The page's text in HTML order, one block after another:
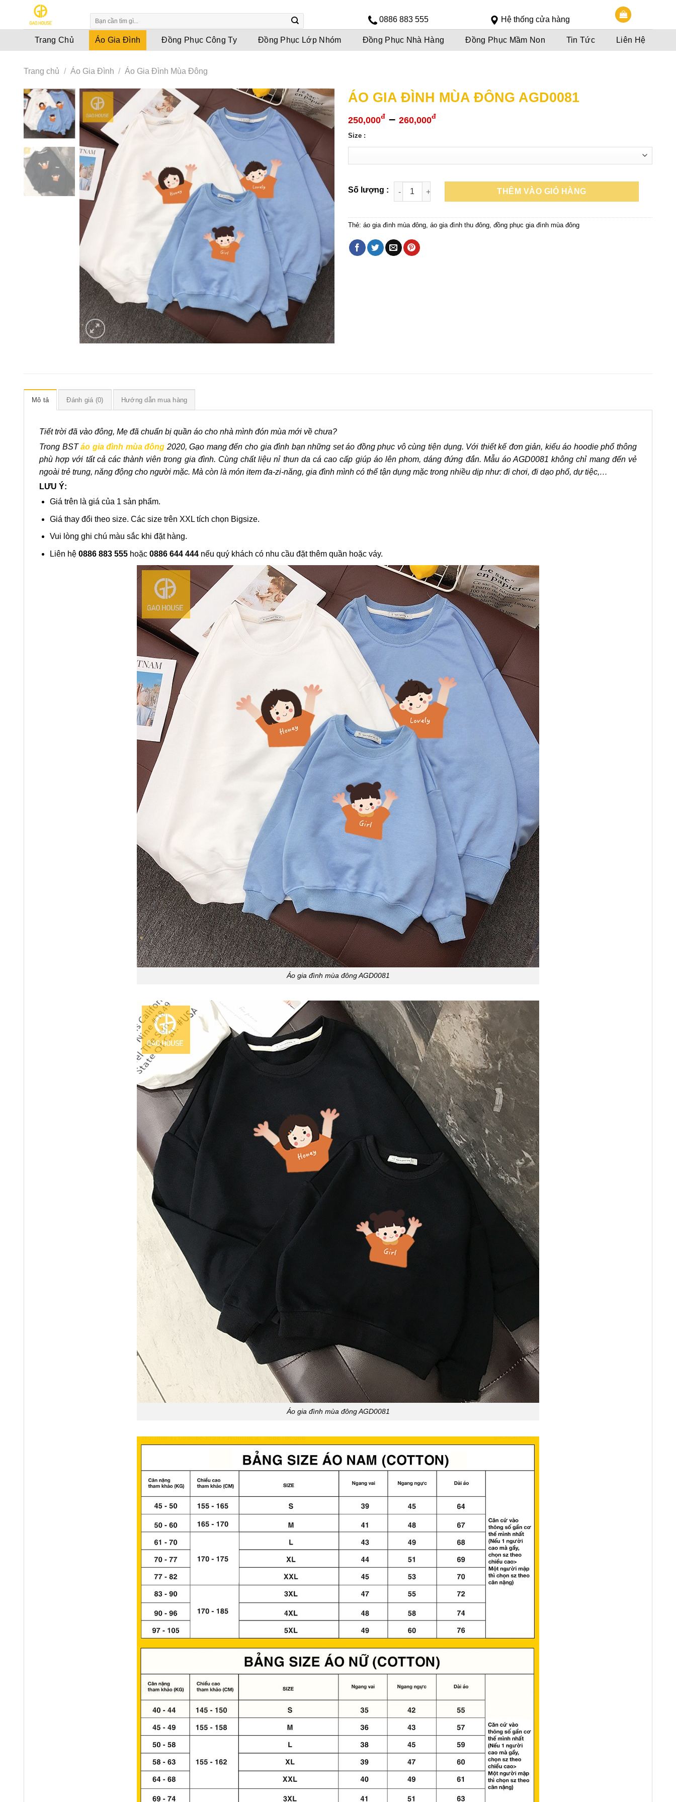
content
0886 883 555 Hệ thống cửa hàng
Trang Chủ Áo Gia Đình Đồng Phục Công Ty Đồng Phục Lớp Nhóm Đồng Phục Nhà Hàng Đồng Phục Mầm Non Tin Tức Liên Hệ
Trang chủ / Áo Gia Đình / Áo Gia Đình Mùa Đông
ÁO GIA ĐÌNH MÙA ĐÔNG AGD0081
250,000đ – 260,000đKhoảng
đến
260,000đ
Size :
THÊM VÀO GIỎ HÀNG
Thẻ: áo gia đình mùa đông, áo gia đình thu đông, đồng phục gia đình mùa đông
Mô tả Đánh giá (0) Hướng dẫn mua hàng
Tiết trời đã vào đông, Mẹ đã chuẩn bị quần áo cho nhà mình đón mùa mới về chưa?
Trong BSTáo gia đình mùa đông 2020, Gạo mang đến cho gia đình bạn những set áo đồng phục vô cùng tiện dụng. Với thiết kế đơn giản, kiểu áo hoodie phổ thông
phù hợp với tất cả các thành viên trong gia đình. Cùng chất liệu nỉ thun da cá cao cấp giúp áo lên phom, dáng đứng đắn. Mẫu áo AGD0081 không chỉ mang đến vẻ
ngoài trẻ trung, năng động cho người mặc. Mà còn là món item đa-zi-năng, gia đình mình có thể tận dụng mặc trong nhiều dịp như: đi chơi, đi dạo phố, dự tiệc,…
LƯU Ý:
Giá trên là giá của 1 sản phẩm.
Giá thay đổi theo size. Các size trên XXL tích chọn Bigsize.
Vui lòng ghi chú màu sắc khi đặt hàng.
Liên hệ 0886 883 555hoặc 0886 644 444nếu quý khách có nhu cầu đặt thêm quần hoặc váy.
Áo gia đình mùa đông AGD0081
Áo gia đình mùa đông AGD0081